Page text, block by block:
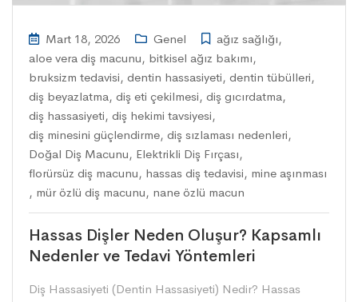
Mart 18, 2026 Genel ağız sağlığı,
aloe vera diş macunu, bitkisel ağız bakımı,
bruksizm tedavisi, dentin hassasiyeti, dentin tübülleri,
diş beyazlatma, diş eti çekilmesi, diş gıcırdatma,
diş hassasiyeti, diş hekimi tavsiyesi,
diş minesini güçlendirme, diş sızlaması nedenleri,
Doğal Diş Macunu, Elektrikli Diş Fırçası,
florürsüz diş macunu, hassas diş tedavisi, mine aşınması
, mür özlü diş macunu, nane özlü macun
Hassas Dişler Neden Oluşur? Kapsamlı
Nedenler ve Tedavi Yöntemleri
Diş Hassasiyeti (Dentin Hassasiyeti) Nedir? Hassas